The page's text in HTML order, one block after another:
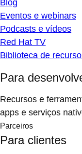
Blog
Eventos e webinars
Podcasts e vídeos
Red Hat TV
Biblioteca de
Para
Recursos e
apps e serviços
Parceiros
Para clientes